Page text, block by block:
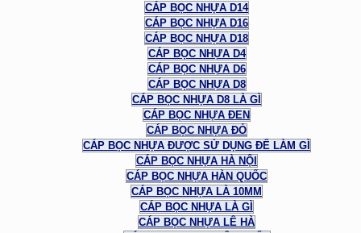
CÁP BỌC NHỰA D14
CÁP BỌC NHỰA D16
CÁP BỌC NHỰA D18
CÁP BỌC NHỰA D4
CÁP BỌC NHỰA D6
CÁP BỌC NHỰA D8
CÁP BỌC NHỰA D8 LÀ GÌ
CÁP BỌC NHỰA ĐEN
CÁP BỌC NHỰA ĐỎ
CÁP BỌC NHỰA ĐƯỢC SỬ DỤNG ĐỂ LÀM GÌ
CÁP BỌC NHỰA HÀ NỘI
CÁP BỌC NHỰA HÀN QUỐC
CÁP BỌC NHỰA LÀ 10MM
CÁP BỌC NHỰA LÀ GÌ
CÁP BỌC NHỰA LÊ HÀ